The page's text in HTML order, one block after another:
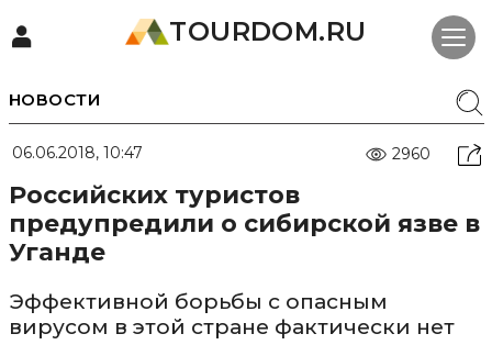
TOURDOM.RU
НОВОСТИ
06.06.2018, 10:47 2960
Российских туристов
предупредили о сибирской язве в
Уганде
Эффективной борьбы с опасным
вирусом в этой стране фактически нет